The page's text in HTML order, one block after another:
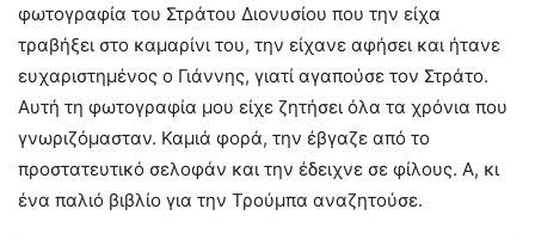
φωτογραφία του Στράτου Διονυσίου που την είχα
τραβήξει στο καμαρίνι του, την είχανε αφήσει και ήτανε
ευχαριστημένος ο Γιάννης, γιατί αγαπούσε τον Στράτο.
Αυτή τη φωτογραφία μου είχε ζητήσει όλα τα χρόνια που
γνωριζόμασταν. Καμιά φορά, την έβγαζε από το
προστατευτικό σελοφάν και την έδειχνε σε φίλους. Α, κι
ένα παλιό βιβλίο για την Τρούμπα αναζητούσε.